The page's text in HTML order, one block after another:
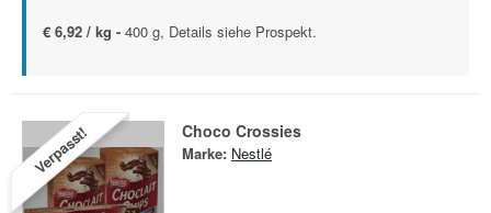
€ 6,92 / kg - 400 g, Details siehe Prospekt.
Verpasst! Choco Crossies
Marke: Nestlé